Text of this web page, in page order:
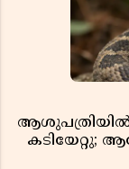
ആശുപത്രിയിൽ
കടിയേറ്റു;